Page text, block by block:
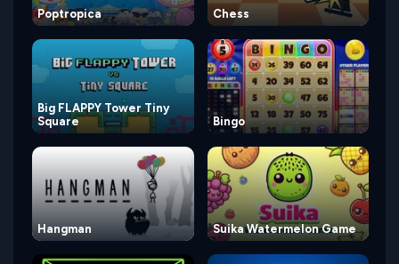
Poptropica Chess
Big FLAPPY Tower Tiny
Square
Bingo
Hangman Suika Watermelon Game